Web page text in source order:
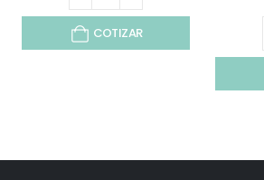
COTIZAR